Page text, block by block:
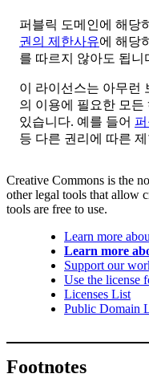
퍼블릭 도메인에 해당
권의 제한사유에 해당
를 따르지 않아도 됩니
이 라이선스는 아무런
의 이용에 필요한 모든
있습니다. 예를 들어
등 다른 권리에 따른
Creative Commons is the
other legal tools that allow
tools are free to use.
Learn more
Learn more
Support our
Use the license
Licenses List
Public Domain
Footnotes